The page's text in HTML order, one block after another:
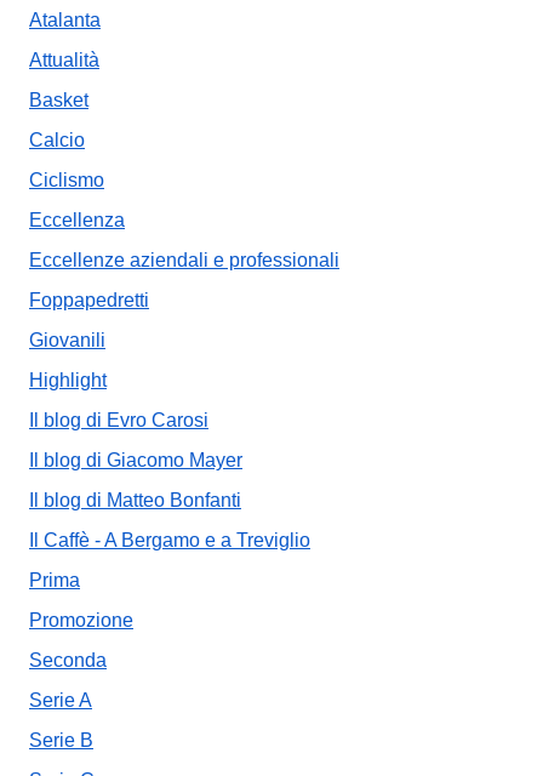
Atalanta
Attualità
Basket
Calcio
Ciclismo
Eccellenza
Eccellenze aziendali e professionali
Foppapedretti
Giovanili
Highlight
Il blog di Evro Carosi
Il blog di Giacomo Mayer
Il blog di Matteo Bonfanti
Il Caffè - A Bergamo e a Treviglio
Prima
Promozione
Seconda
Serie A
Serie B